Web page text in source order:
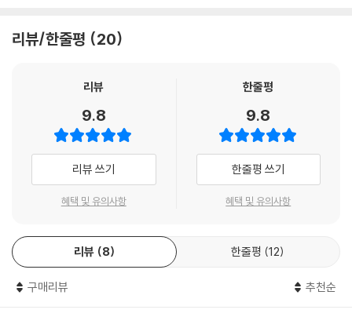
리뷰/한줄평 20
리뷰
9.8
리뷰 쓰기
혜택 및 유의사항
한줄평
9.8
한줄평 쓰기
혜택 및 유의사항
리뷰 8 한줄평 12
구매리뷰 추천순